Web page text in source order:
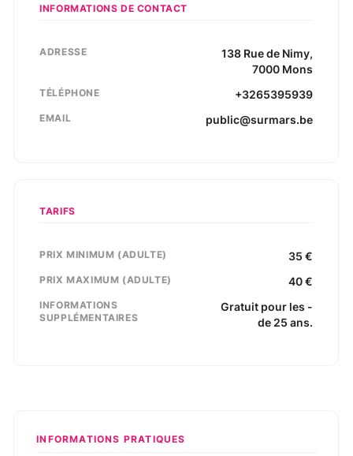
INFORMATIONS DE CONTACT
ADRESSE 138 Rue de Nimy,
7000 Mons
TÉLÉPHONE +3265395939
EMAIL public@surmars.be
TARIFS
PRIX MINIMUM (ADULTE) 35 €
PRIX MAXIMUM (ADULTE) 40€
INFORMATIONS
SUPPLÉMENTAIRES
Gratuit pour les -
de 25 ans.
INFORMATIONS PRATIQUES